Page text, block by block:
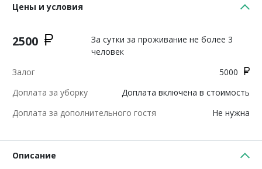
Цены и условия
2500
За сутки за проживание не более 3
человек
Залог
5000
Доплата за уборку
Доплата включена в стоимость
Доплата за дополнительного гостя
Не нужна
Описание